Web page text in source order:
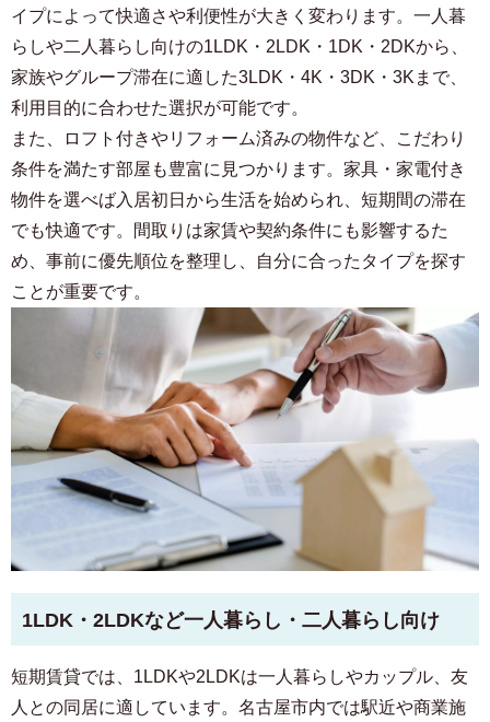
イプによって快適さや利便性が大きく変わります。一人暮
らしや二人暮らし向けの1LDK・2LDK・1DK・2DKから、
家族やグループ滞在に適した3LDK・4K・3DK・3Kまで、
利用目的に合わせた選択が可能です。
また、ロフト付きやリフォーム済みの物件など、こだわり
条件を満たす部屋も豊富に見つかります。家具・家電付き
物件を選べば入居初日から生活を始められ、短期間の滞在
でも快適です。間取りは家賃や契約条件にも影響するた
め、事前に優先順位を整理し、自分に合ったタイプを探す
ことが重要です。
1LDK・2LDKなど一人暮らし・二人暮らし向け
短期賃貸では、1LDKや2LDKは一人暮らしやカップル、友
人との同居に適しています。名古屋市内では駅近や商業施